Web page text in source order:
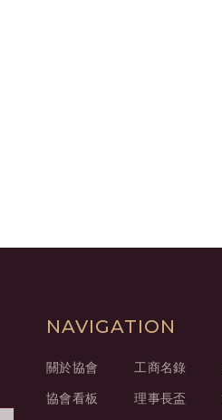
NAVIGATION
關於協會
協會看板
工商名錄
理事長盃